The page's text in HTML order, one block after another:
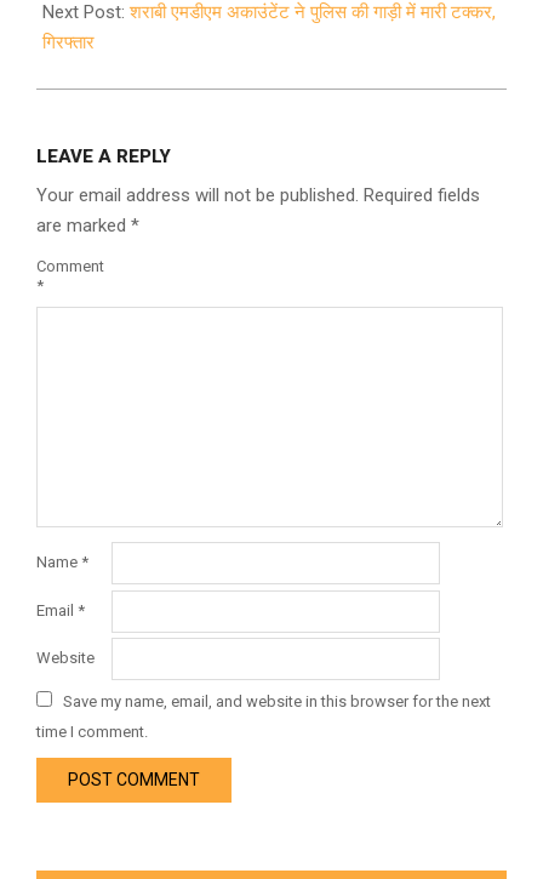
Next Post:शराबी एमडीएम अकाउंटेंट ने पुलिस की गाड़ी में मारी टक्कर,
गिरफ्तार
LEAVE A REPLY
Your email address will not be published. Required fields
are marked *
Comment
*
Name *
Email *
Website
Save my name, email, and website in this browser for the next
time I comment.